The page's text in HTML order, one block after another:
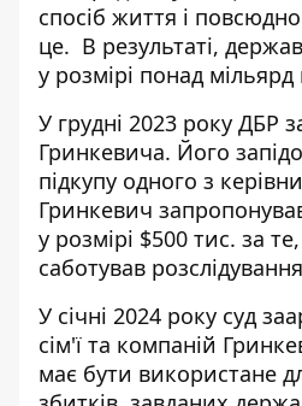
спосіб життя і
це. В результаті,
у розмірі понад
У грудні 2023 року ДБР
Гринкевича. Його
підкупу одного з
Гринкевич
у розмірі $500 тис. за
саботував
У січні 2024 року суд
сім'ї та компаній
має бути використане